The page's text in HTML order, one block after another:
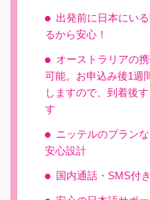
出発前に日本にい
るから安心！
オーストラリアの
可能。お申込み後1週
しますので、到着後
す
ニッテルのプラン
安心設計
国内通話・SMS付